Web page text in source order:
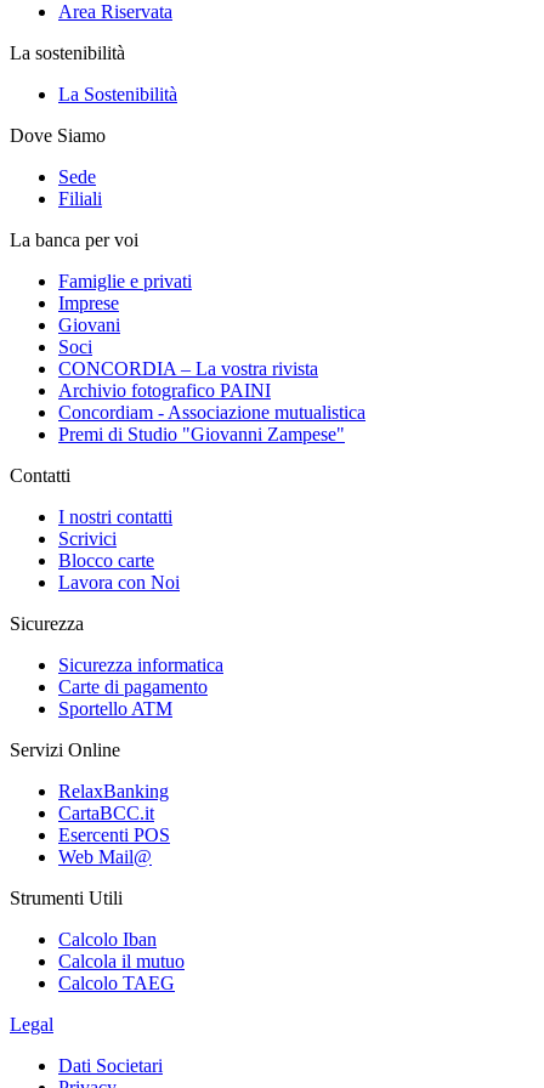
Area Riservata
La sostenibilità
La Sostenibilità
Dove Siamo
Sede
Filiali
La banca per voi
Famiglie e privati
Imprese
Giovani
Soci
CONCORDIA – La vostra rivista
Archivio fotografico PAINI
Concordiam - Associazione mutualistica
Premi di Studio "Giovanni Zampese"
Contatti
I nostri contatti
Scrivici
Blocco carte
Lavora con Noi
Sicurezza
Sicurezza informatica
Carte di pagamento
Sportello ATM
Servizi Online
RelaxBanking
CartaBCC.it
Esercenti POS
Web Mail@
Strumenti Utili
Calcolo Iban
Calcola il mutuo
Calcolo TAEG
Legal
Dati Societari